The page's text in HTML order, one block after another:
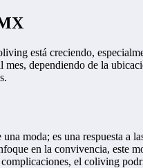
está creciendo,
dependiendo de la
una moda; es una respuesta
en la convivencia, este
el coliving